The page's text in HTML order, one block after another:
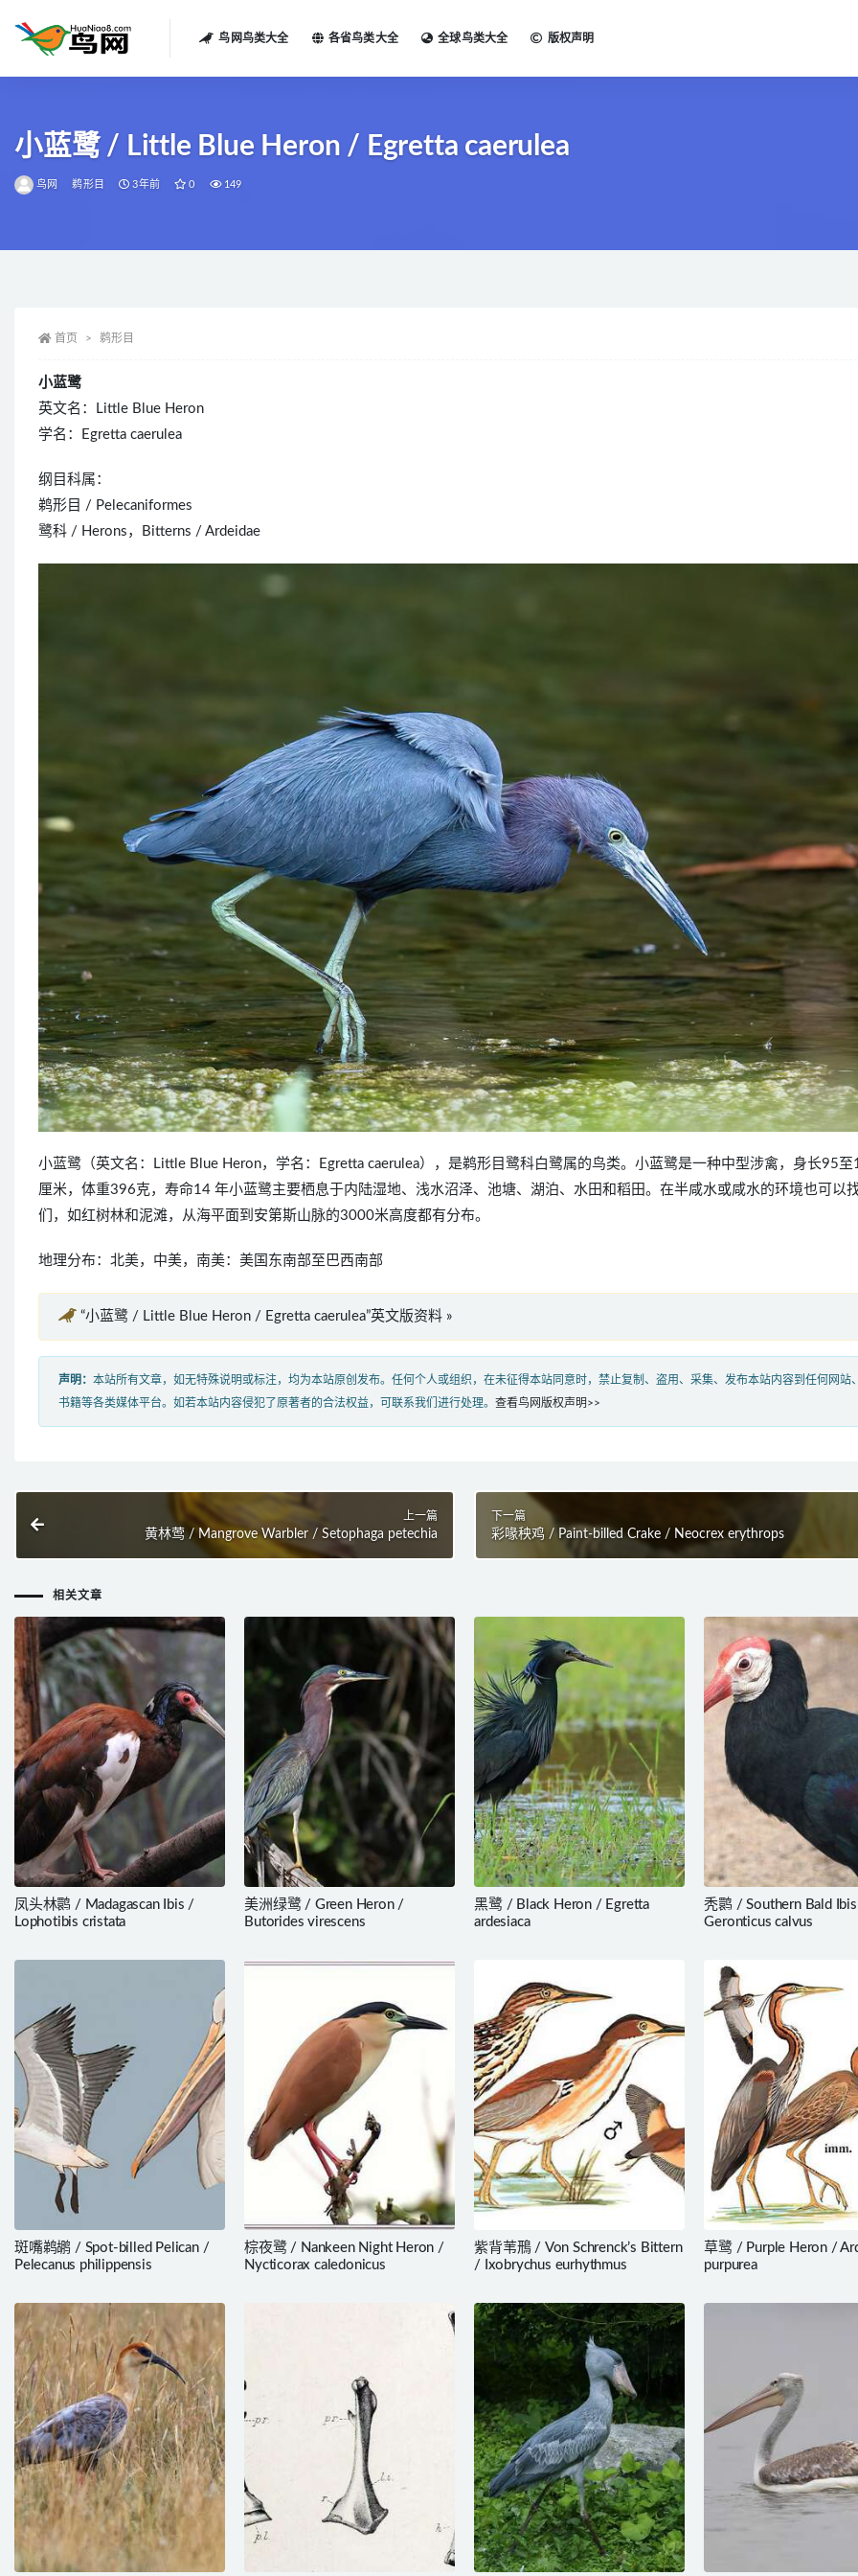
鸟网鸟类大全 各省鸟类大全 全球鸟类大全 版权声明
小蓝鹭 / Little Blue Heron / Egretta caerulea
鸟网 鹈形目 3年前 0 149
首页 鹈形目
小蓝鹭
英文名：Little Blue Heron
学名：Egretta caerulea
纲目科属：
鹈形目 / Pelecaniformes
鹭科 / Herons，Bitterns / Ardeidae
小蓝鹭（英文名：Little Blue Heron，学名：Egretta caerulea），是鹈形目鹭科白鹭属的鸟类。小蓝鹭是一种中型涉禽，身长95至
厘米，体重396克，寿命14 年小蓝鹭主要栖息于内陆湿地、浅水沼泽、池塘、湖泊、水田和稻田。在半咸水或咸水的环境也可以
们，如红树林和泥滩，从海平面到安第斯山脉的3000米高度都有分布。
地理分布：北美，中美，南美：美国东南部至巴西南部
“小蓝鹭 / Little Blue Heron / Egretta caerulea”英文版资料 »
声明： 本站所有文章，如无特殊说明或标注，均为本站原创发布。任何个人或组织，在未征得本站同意时，禁止复制、盗用、采集、发布本站内容到任何网站
书籍等各类媒体平台。如若本站内容侵犯了原著者的合法权益，可联系我们进行处理。 查看鸟网版权声明>>
上一篇
黄林莺 / Mangrove Warbler / Setophaga petechia
下一篇
彩喙秧鸡 / Paint-billed Crake / Neocrex erythrops
相关文章
凤头林鹮 / Madagascan Ibis /
Lophotibis cristata
美洲绿鹭 / Green Heron /
Butorides virescens
黑鹭 / Black Heron / Egretta
ardesiaca
秃鹮 / Southern Bald
Geronticus calvus
斑嘴鹈鹕 / Spot-billed Pelican /
Pelecanus philippensis
棕夜鹭 / Nankeen Night Heron /
Nycticorax caledonicus
紫背苇鳽 / Von Schrenck’s Bittern
/ Ixobrychus eurhythmus
草鹭 / Purple Heron /
purpurea